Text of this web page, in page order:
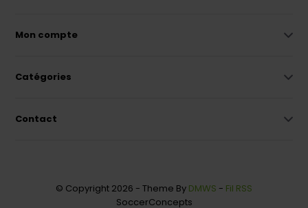
Mon compte
Catégories
Contact
© Copyright 2026 - Theme By DMWS - Fil RSS
SoccerConcepts